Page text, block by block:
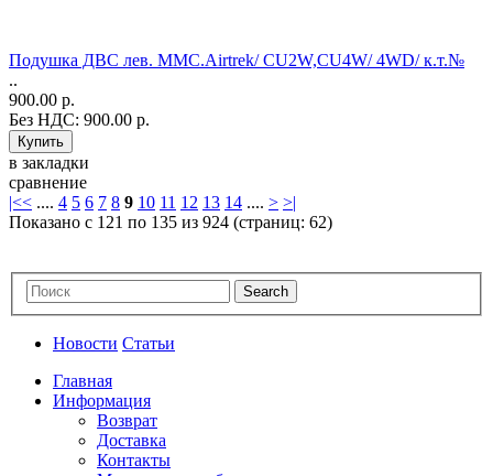
Подушка ДВС лев. MMC.Airtrek/ CU2W,CU4W/ 4WD/ к.т.№
..
900.00 р.
Без НДС: 900.00 р.
в закладки
сравнение
|<< .... 4 5 6 7 8 9 10 11 12 13 14 .... > >|
Показано с 121 по 135 из 924 (страниц: 62)
Новости Статьи
Главная
Информация
Возврат
Доставка
Контакты